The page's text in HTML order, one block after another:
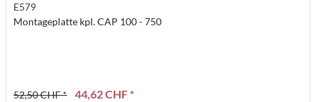
E579
Montageplatte kpl. CAP 100 - 750
52,50 CHF * 44,62 CHF *